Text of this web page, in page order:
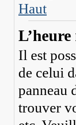
Haut
L’heure
Il est
de celui
panneau
trouver